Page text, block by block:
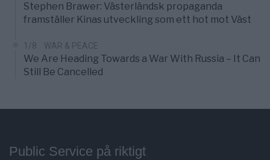
Stephen Brawer: Västerländsk propaganda
framställer Kinas utveckling som ett hot mot Väst
1/8 WAR & PEACE
We Are Heading Towards a War With Russia – It Can
Still Be Cancelled
Public Service på riktigt